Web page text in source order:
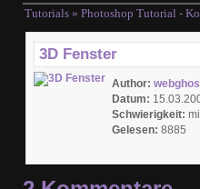
Tutorials » Photoshop Tutorial -
3D Fenster
Author:
Datum:
Schwierigkeit:
Gelesen: 8885